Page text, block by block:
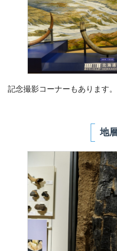
記念撮影コーナーもあります。
地